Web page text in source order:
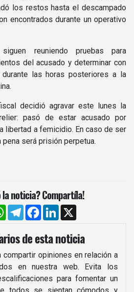
los restos hasta el descampado
encontrados durante un operativo
reuniendo pruebas para
del acusado y determinar con
las horas posteriores a la
decidió agravar este lunes la
pasó de estar acusado por
libertad a femicidio. En caso de ser
será prisión perpetua.
la noticia? Compartíla!
WhatsApp
TelegramFacebook
LinkedIn
de esta noticia
compartir opiniones en relación a
en nuestra web. Evita los
para fomentar un